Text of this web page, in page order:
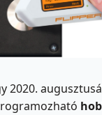
2020.